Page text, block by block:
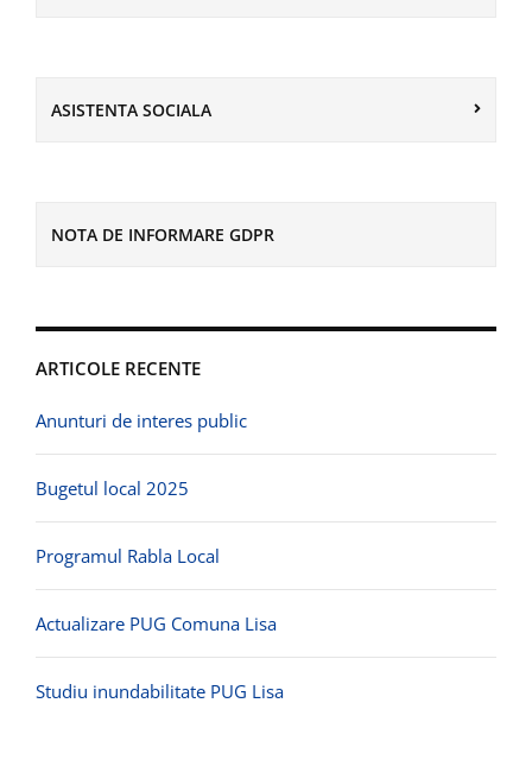
ASISTENTA SOCIALA
NOTA DE INFORMARE GDPR
ARTICOLE RECENTE
Anunturi de interes public
Bugetul local 2025
Programul Rabla Local
Actualizare PUG Comuna Lisa
Studiu inundabilitate PUG Lisa